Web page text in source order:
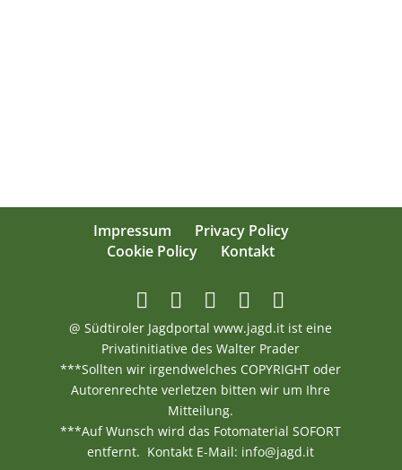
Impressum
Privacy Policy
Cookie Policy
Kontakt
@ Südtiroler Jagdportal www.jagd.it ist eine
Privatinitiative des Walter Prader
***Sollten wir irgendwelches COPYRIGHT oder
Autorenrechte verletzen bitten wir um Ihre
Mitteilung.
***Auf Wunsch wird das Fotomaterial SOFORT
entfernt. Kontakt E-Mail: info@jagd.it